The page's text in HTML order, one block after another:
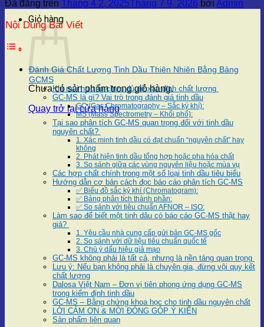
Giỏ hàng
Chưa có sản phẩm trong giỏ hàng.
Quay trở lại cửa hàng
Đã đăng trên Tháng 4 2, 2025Tháng 7 9, 2026 bởi Admin
Nội Dung Bài Viết
Đánh Giá Chất Lượng Tinh Dầu Thiên Nhiên Bằng Bảng
GCMS
Khi mùi hương chưa đủ để xác định chất lượng
GC-MS là gì? Vai trò trong đánh giá tinh dầu
GC (Gas Chromatography – Sắc ký khí):
MS (Mass Spectrometry – Khối phổ):
Tại sao phân tích GC-MS quan trọng đối với tinh dầu
nguyên chất?
1. Xác minh tinh dầu có đạt chuẩn “nguyên chất” hay
không
2. Phát hiện tinh dầu tổng hợp hoặc pha hóa chất
3. So sánh giữa các vùng nguyên liệu hoặc mùa vụ
Các hợp chất chính trong một số loại tinh dầu tiêu biểu
Hướng dẫn cơ bản cách đọc báo cáo phân tích GC-MS
✅ Biểu đồ sắc ký khí (Chromatogram):
✅ Bảng phân tích thành phần:
✅ So sánh với tiêu chuẩn AFNOR – ISO:
Làm sao để biết một tinh dâu có báo cáo GC-MS thật hay
giả?
1. Yêu cầu nhà cung cấp gửi bản GC-MS gốc
2. So sánh với dữ liệu tiêu chuẩn quốc tế
3. Chú ý dấu hiệu giả mạo
GC-MS không phải là tất cả, nhưng là nền tảng quan trọng
Lưu ý: Nếu bạn không phải là chuyên gia, đừng vội quy kết
chất lượng
Dalosa Việt Nam – Đơn vị tiên phong ứng dụng GC-MS
trong kiểm định tinh dầu
GC-MS – Bằng chứng khoa học cho tinh dầu nguyên chất
LỜI CẢM ƠN & MỜI ĐÓNG GÓP Ý KIẾN
Sản phẩm liên quan